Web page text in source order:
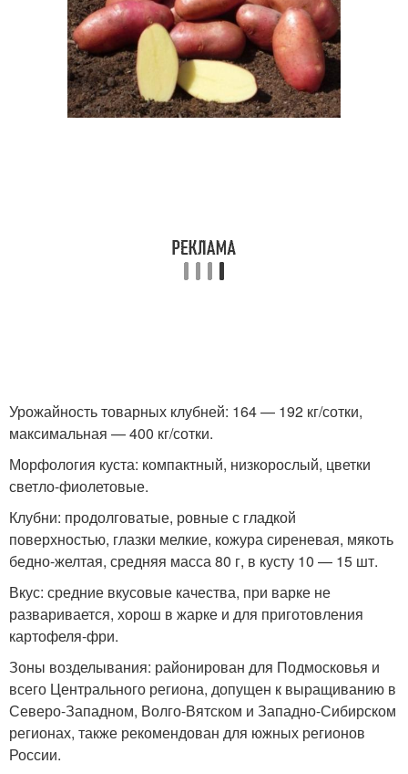
Урожайность товарных клубней: 164 — 192 кг/сотки,
максимальная — 400 кг/сотки.
Морфология куста: компактный, низкорослый, цветки
светло-фиолетовые.
Клубни: продолговатые, ровные с гладкой
поверхностью, глазки мелкие, кожура сиреневая, мякоть
бедно-желтая, средняя масса 80 г, в кусту 10 — 15 шт.
Вкус: средние вкусовые качества, при варке не
разваривается, хорош в жарке и для приготовления
картофеля-фри.
Зоны возделывания: районирован для Подмосковья и
всего Центрального региона, допущен к выращиванию в
Северо-Западном, Волго-Вятском и Западно-Сибирском
регионах, также рекомендован для южных регионов
России.